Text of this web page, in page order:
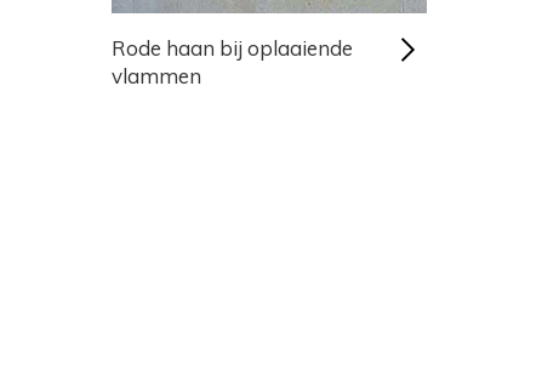
Rode haan bij oplaaiende
vlammen